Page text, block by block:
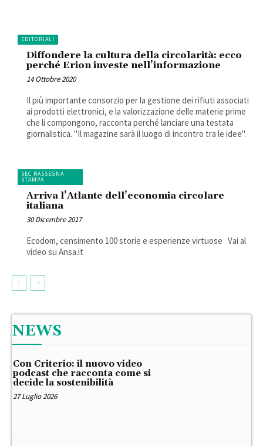
EDITORIALI
Diffondere la cultura della circolarità: ecco
perché Erion investe nell’informazione
14 Ottobre 2020
Il più importante consorzio per la gestione dei rifiuti associati
ai prodotti elettronici, e la valorizzazione delle materie prime
che li compongono, racconta perché lanciare una testata
giornalistica. "Il magazine sarà il luogo di incontro tra le idee".
SEC RASSEGNA
STAMPA
Arriva l’Atlante dell’economia circolare
italiana
30 Dicembre 2017
Ecodom, censimento 100 storie e esperienze virtuose Vai al
video su Ansa.it
NEWS
Con Criterio: il nuovo video
podcast che racconta come si
decide la sostenibilità
27 Luglio 2026